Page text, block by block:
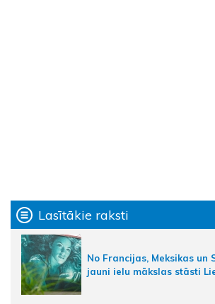
Lasītākie raksti
No Francijas, Meksikas un
jauni ielu mākslas stāsti